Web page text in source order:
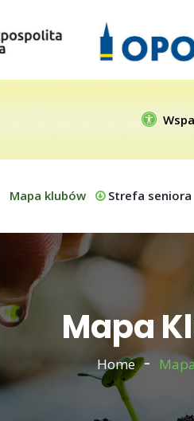
Mapa klubów Strefa seniora
Mapa
Home